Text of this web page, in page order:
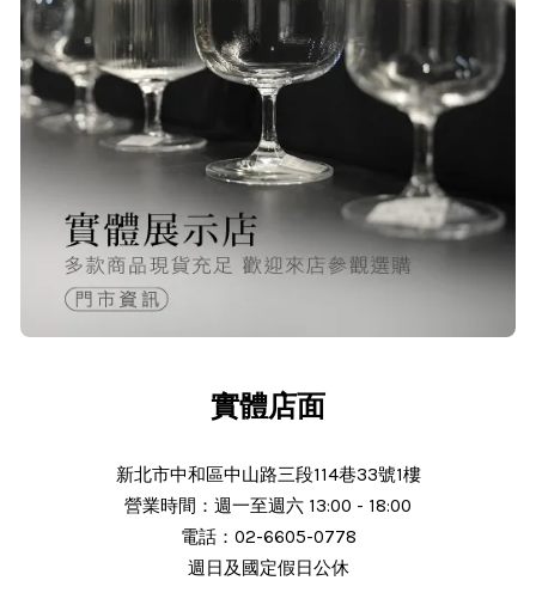
品質非常好！手摸的觸感就很明顯感
覺質感
O***
24/Nov/2025 02:15 pm
實體店面
新北市中和區中山路三段114巷33號1樓
營業時間：週一至週六 13:00 - 18:00
電話：02-6605-0778
週日及國定假日公休